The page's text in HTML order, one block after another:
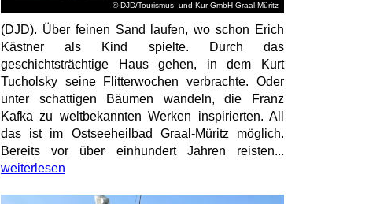
© DJD/Tourismus- und Kur GmbH Graal-Müritz
(DJD). Über feinen Sand laufen, wo schon Erich
Kästner als Kind spielte. Durch das
geschichtsträchtige Haus gehen, in dem Kurt
Tucholsky seine Flitterwochen verbrachte. Oder
unter schattigen Bäumen wandeln, die Franz
Kafka zu weltbekannten Werken inspirierten. All
das ist im Ostseeheilbad Graal-Müritz möglich.
Bereits vor über einhundert Jahren reisten...
weiterlesen